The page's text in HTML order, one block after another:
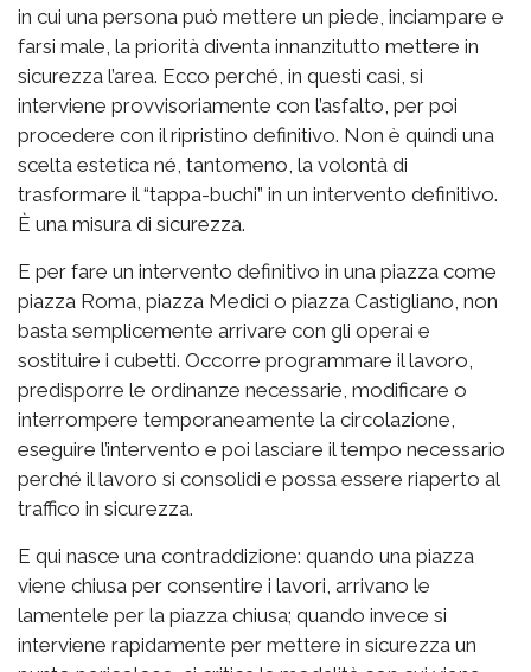
in cui una persona può mettere un piede, inciampare e
farsi male, la priorità diventa innanzitutto mettere in
sicurezza l’area. Ecco perché, in questi casi, si
interviene provvisoriamente con l’asfalto, per poi
procedere con il ripristino definitivo. Non è quindi una
scelta estetica né, tantomeno, la volontà di
trasformare il “tappa-buchi” in un intervento definitivo.
È una misura di sicurezza.
E per fare un intervento definitivo in una piazza come
piazza Roma, piazza Medici o piazza Castigliano, non
basta semplicemente arrivare con gli operai e
sostituire i cubetti. Occorre programmare il lavoro,
predisporre le ordinanze necessarie, modificare o
interrompere temporaneamente la circolazione,
eseguire l’intervento e poi lasciare il tempo necessario
perché il lavoro si consolidi e possa essere riaperto al
traffico in sicurezza.
E qui nasce una contraddizione: quando una piazza
viene chiusa per consentire i lavori, arrivano le
lamentele per la piazza chiusa; quando invece si
interviene rapidamente per mettere in sicurezza un